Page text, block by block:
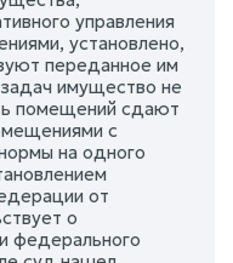
управления
установлено,
переданное им
имущество не
помещений сдают
с
на одного
от
о
федерального